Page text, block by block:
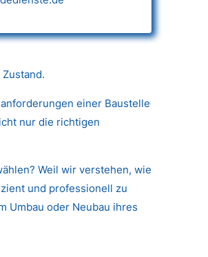
einer Baustelle
nur die richtigen
Weil wir verstehen, wie
und professionell zu
Umbau oder Neubau ihres